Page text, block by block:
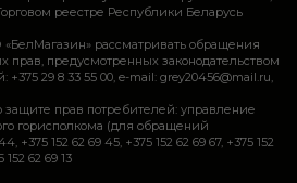
реестре Республики Беларусь
рассматривать обращения
прав, предусмотренных законодательством
29 8 33 55 00, e-mail: grey20456@mail.ru,
прав потребителей: управление
горисполкома (для обращений
+375 152 62 69 45, +375 152 62 69 67, +375 152
152 62 69 13